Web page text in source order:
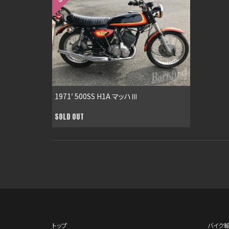
1971′ 500SS H1A マッハⅢ
SOLD OUT
トップ バイク